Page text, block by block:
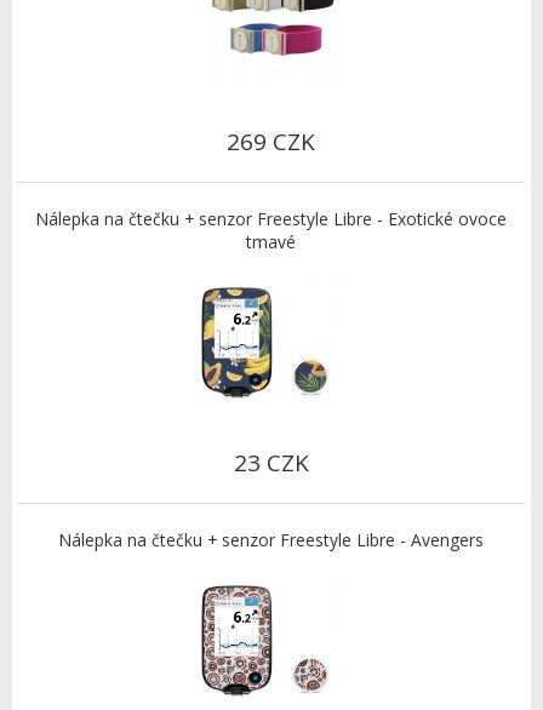
269 CZK
Nálepka na čtečku + senzor Freestyle Libre - Exotické ovoce
tmavé
23 CZK
Nálepka na čtečku + senzor Freestyle Libre - Avengers